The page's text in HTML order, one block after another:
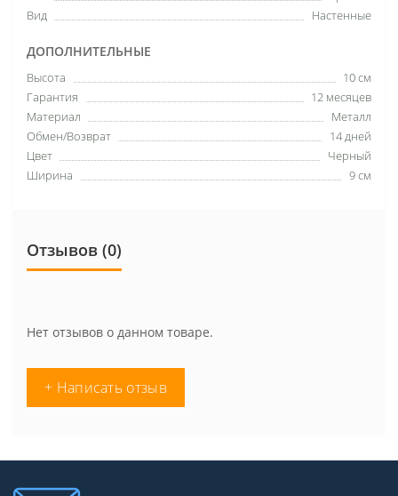
Вид
Настенные
ДОПОЛНИТЕЛЬНЫЕ
Высота
10 см
Гарантия
12 месяцев
Материал
Металл
Обмен/Возврат
14 дней
Цвет
Черный
Ширина
9 см
Отзывов (0)
Нет отзывов о данном товаре.
+ Написать отзыв